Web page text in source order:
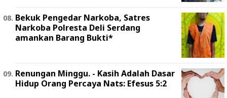
Bekuk Pengedar Narkoba, Satres
Narkoba Polresta Deli Serdang
amankan Barang Bukti*
Renungan Minggu. - Kasih Adalah Dasar
Hidup Orang Percaya Nats: Efesus 5:2